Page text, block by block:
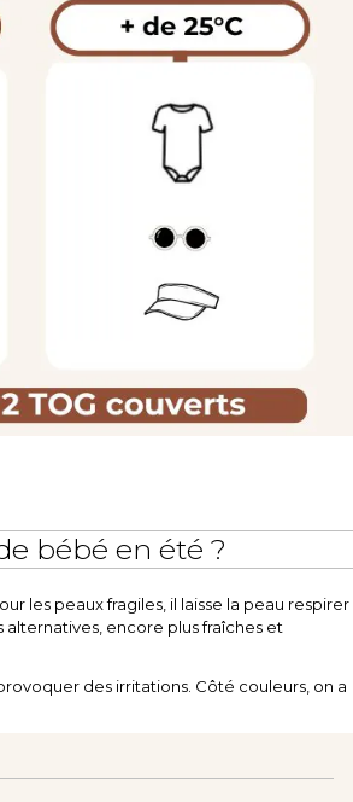
bébé en été ?
les peaux fragiles, il laisse la peau respirer
encore plus fraîches et
des irritations. Côté couleurs, on a